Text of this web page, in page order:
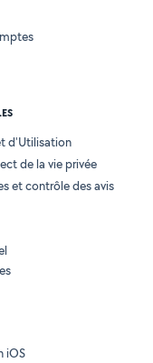
d'Utilisation
de la vie privée
et contrôle des avis
iOS